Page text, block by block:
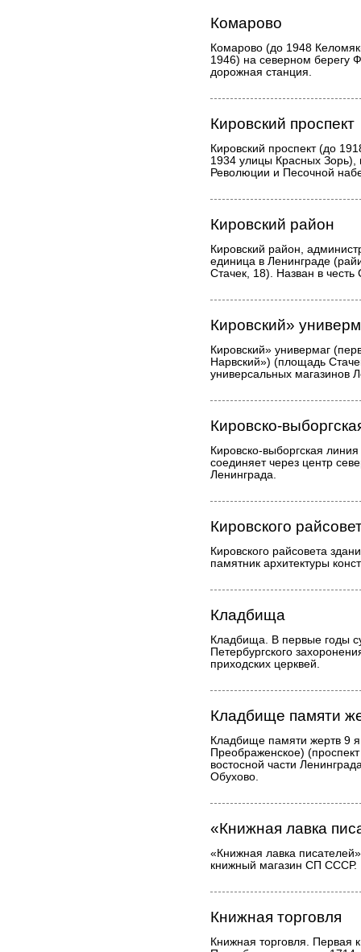
Комарово
Комарово (до 1948
1946) на северном берегу
дорожная станция.
Кировский проспект
Кировский проспект (до
1934 улицы Красных
Революции и Песочной
Кировский район
Кировский район,
единица в Ленинграде
Стачек, 18). Назван в
Кировский»
Кировский» универмаг
Нарвский») (площадь
универсальных магазинов
Кировско-
Кировско-выборгская
соединяет через центр
Ленинграда.
Кировского
Кировского райсовета
памятник архитектуры
Кладбища
Кладбища. В первые годы
Петербургского
приходских церквей.
Кладбище памяти
Кладбище памяти жертв 9
Преображенское)
востосной части
Обухово.
«Книжная лавка
«Книжная лавка
книжный магазин СП СССР.
Книжная торговля
Книжная торговля. Первая